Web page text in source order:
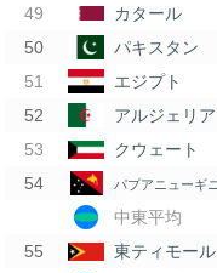
カタール
パキスタン
エジプト
アルジェリア
クウェート
パプアニューギ
中東平均
東ティモール